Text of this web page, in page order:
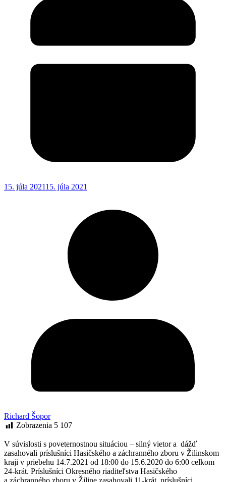
15. júla 202115. júla 2021
Richard Šopor
Zobrazenia 5 107
V súvislosti s poveternostnou situáciou – silný vietor a dážď
zasahovali príslušníci Hasičského a záchranného zboru v Žilinskom
kraji v priebehu 14.7.2021 od 18:00 do 15.6.2020 do 6:00 celkom
24-krát. Príslušníci Okresného riaditeľstva Hasičského
a záchranného zboru v Žiline zasahovali 11-krát, príslušníci